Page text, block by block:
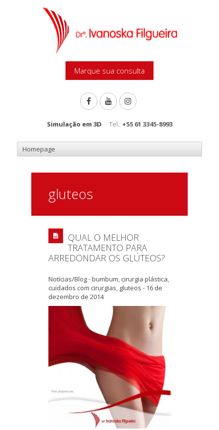
Marque sua consulta
Simulação em 3D Tel.: +55 61 3345-8993
gluteos
QUAL O MELHOR
TRATAMENTO PARA
ARREDONDAR OS GLÚTEOS?
Notícias/Blog-bumbum, cirurgia plástica,
cuidados com cirurgias, gluteos - 16 de
dezembro de 2014